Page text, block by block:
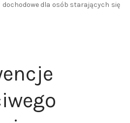
dochodowe dla osób starających się